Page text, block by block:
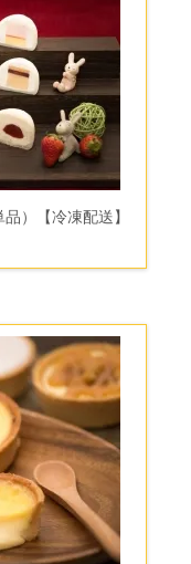
）【冷凍配送】